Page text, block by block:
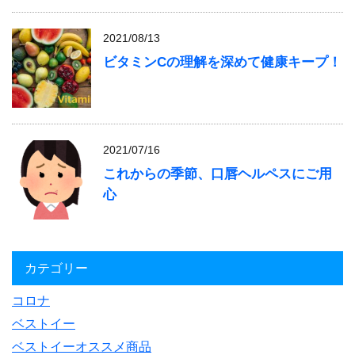
2021/08/13
ビタミンCの理解を深めて健康キープ！
2021/07/16
これからの季節、口唇ヘルペスにご用
心
カテゴリー
コロナ
ベストイー
ベストイーオススメ商品